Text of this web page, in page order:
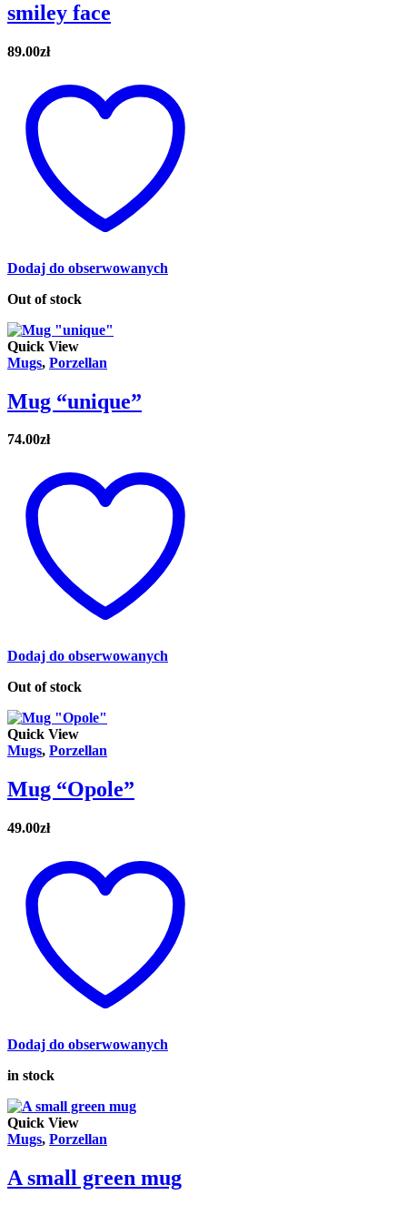
smiley face
89.00zł
Dodaj do obserwowanych
Out of stock
Quick View
Mugs, Porzellan
Mug “unique”
74.00zł
Dodaj do obserwowanych
Out of stock
Quick View
Mugs, Porzellan
Mug “Opole”
49.00zł
Dodaj do obserwowanych
in stock
Quick View
Mugs, Porzellan
A small green mug